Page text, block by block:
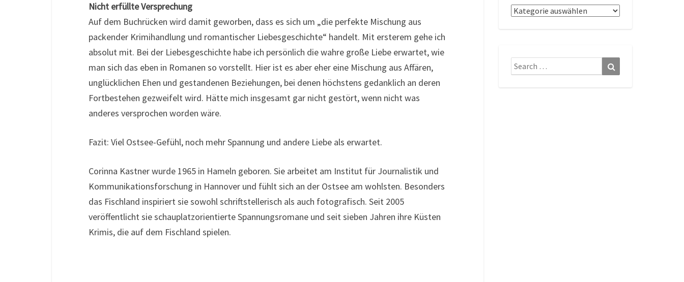
Nicht erfüllte Versprechung
Auf dem Buchrücken wird damit geworben, dass es sich um „die perfekte Mischung aus
packender Krimihandlung und romantischer Liebesgeschichte“ handelt. Mit ersterem gehe ich
absolut mit. Bei der Liebesgeschichte habe ich persönlich die wahre große Liebe erwartet, wie
man sich das eben in Romanen so vorstellt. Hier ist es aber eher eine Mischung aus Affären,
unglücklichen Ehen und gestandenen Beziehungen, bei denen höchstens gedanklich an deren
Fortbestehen gezweifelt wird. Hätte mich insgesamt gar nicht gestört, wenn nicht was
anderes versprochen worden wäre.
Fazit: Viel Ostsee-Gefühl, noch mehr Spannung und andere Liebe als erwartet.
Corinna Kastner wurde 1965 in Hameln geboren. Sie arbeitet am Institut für Journalistik und
Kommunikationsforschung in Hannover und fühlt sich an der Ostsee am wohlsten. Besonders
das Fischland inspiriert sie sowohl schriftstellerisch als auch fotografisch. Seit 2005
veröffentlicht sie schauplatzorientierte Spannungsromane und seit sieben Jahren ihre Küsten
Krimis, die auf dem Fischland spielen.
Kategorien
Search
for: